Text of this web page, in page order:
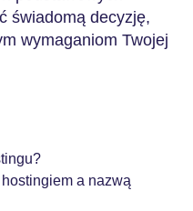
świadomą decyzję,
wymaganiom Twojej
a nazwą